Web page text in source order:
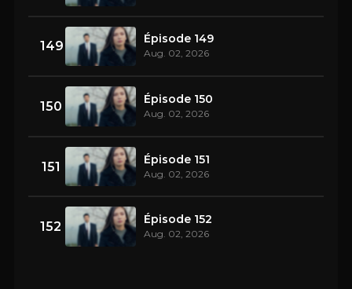
149 Épisode 149
Aug. 02, 2026
150 Épisode 150
Aug. 02, 2026
151 Épisode 151
Aug. 02, 2026
152 Épisode 152
Aug. 02, 2026